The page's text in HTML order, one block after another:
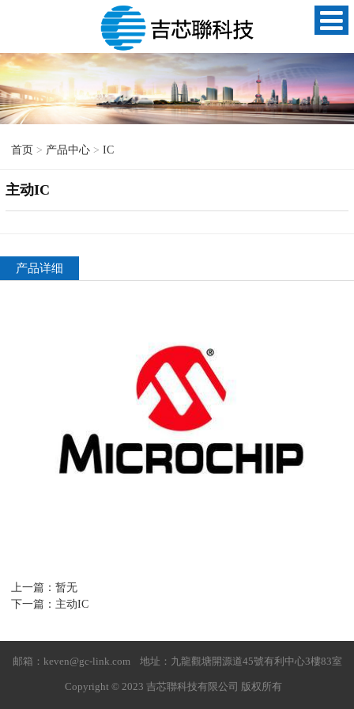
首页 > 产品中心 > IC
主动IC
产品详细
上一篇：暂无
下一篇：主动IC
邮箱：keven@gc-link.com 地址：九龍觀塘開源道45號有利中心3樓83室
Copyright © 2023 吉芯聯科技有限公司 版权所有